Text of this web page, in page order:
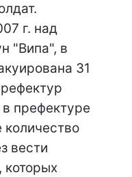
г. над
"Випа", в
31
префектуре
вести
которых